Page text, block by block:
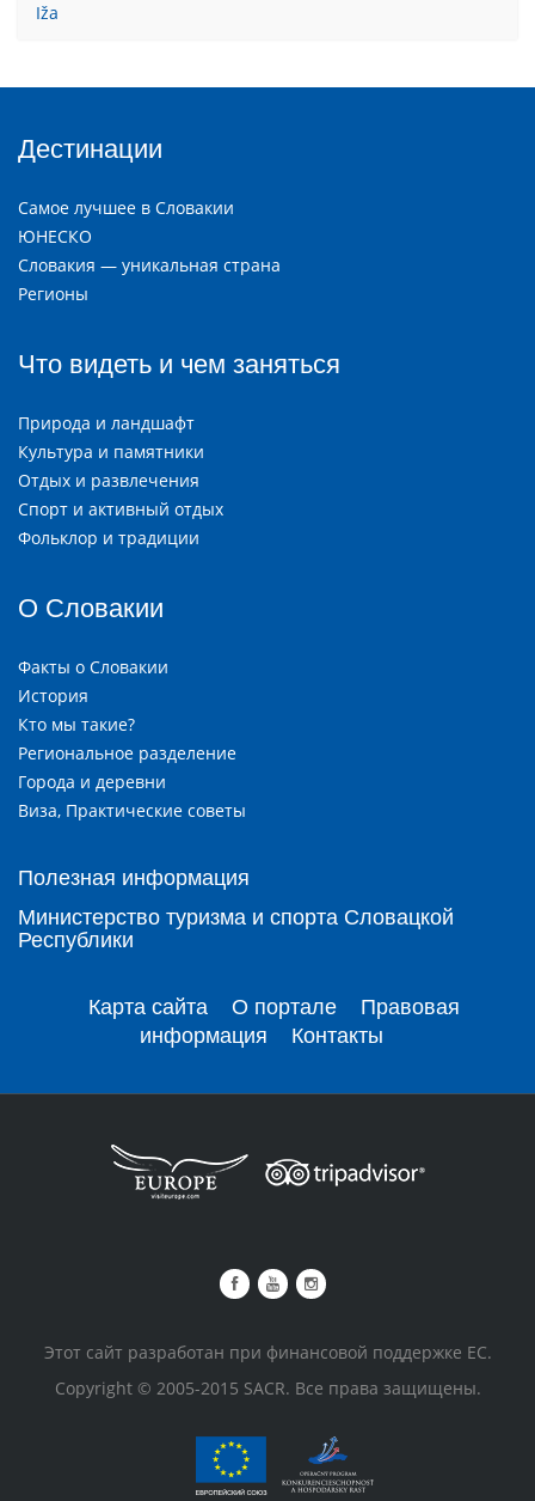
Iža
Дестинации
Самое лучшее в Словакии
ЮНЕСКО
Словакия — уникальная страна
Регионы
Что видеть и чем заняться
Природа и ландшафт
Культура и памятники
Отдых и развлечения
Спорт и активный отдых
Фольклор и традиции
О Словакии
Факты о Словакии
История
Кто мы такие?
Региональное разделение
Города и деревни
Виза, Практические советы
Полезная информация
Министерство туризма и спорта Словацкой
Республики
Карта сайта О портале
Правовая
информация
Контакты
Этот сайт разработан при финансовой поддержке ЕС.
Copyright © 2005-2015 SACR. Все права защищены.